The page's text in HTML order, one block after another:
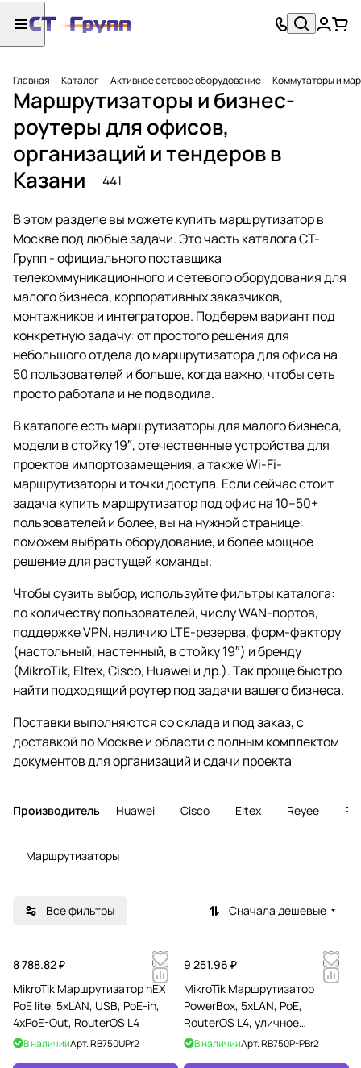
Главная Каталог Активное сетевое оборудование Коммутаторы и
Маршрутизаторы и бизнес-
роутеры для офисов,
организаций и тендеров в
Казани
441
В этом разделе вы можете купить маршрутизатор в
Москве под любые задачи. Это часть каталога СТ-
Групп - официального поставщика
телекоммуникационного и сетевого оборудования для
малого бизнеса, корпоративных заказчиков,
монтажников и интеграторов. Подберем вариант под
конкретную задачу: от простого решения для
небольшого отдела до маршрутизатора для офиса на
50 пользователей и больше, когда важно, чтобы сеть
просто работала и не подводила.
В каталоге есть маршрутизаторы для малого бизнеса,
модели в стойку 19″, отечественные устройства для
проектов импортозамещения, а также Wi-Fi-
маршрутизаторы и точки доступа. Если сейчас стоит
задача купить маршрутизатор под офис на 10–50+
пользователей и более, вы на нужной странице:
поможем выбрать оборудование, и более мощное
решение для растущей команды.
Чтобы сузить выбор, используйте фильтры каталога:
по количеству пользователей, числу WAN-портов,
поддержке VPN, наличию LTE-резерва, форм-фактору
(настольный, настенный, в стойку 19″) и бренду
(MikroTik, Eltex, Cisco, Huawei и др.). Так проще быстро
найти подходящий роутер под задачи вашего бизнеса.
Поставки выполняются со склада и под заказ, с
доставкой по Москве и области с полным комплектом
документов для организаций и сдачи проекта
Производитель Huawei Cisco Eltex Reyee
Маршрутизаторы
Все фильтры Сначала дешевые
8 788.82 ₽
MikroTik Маршрутизатор hEX
PoE lite, 5xLAN, USB, PoE-in,
4xPoE-Out, RouterOS L4
В наличииАрт.RB750UPr2
9 251.96 ₽
MikroTik Маршрутизатор
PowerBox, 5хLAN, PoE,
RouterOS L4, уличное
исполнение
В наличииАрт.RB750P-PBr2